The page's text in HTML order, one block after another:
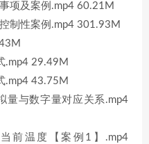
项及案例.mp4 60.21M
制性案例.mp4 301.93M
.mp4 29.49M
.mp4 43.75M
量与数字量对应关系.mp4
前温度【案例1】.mp4